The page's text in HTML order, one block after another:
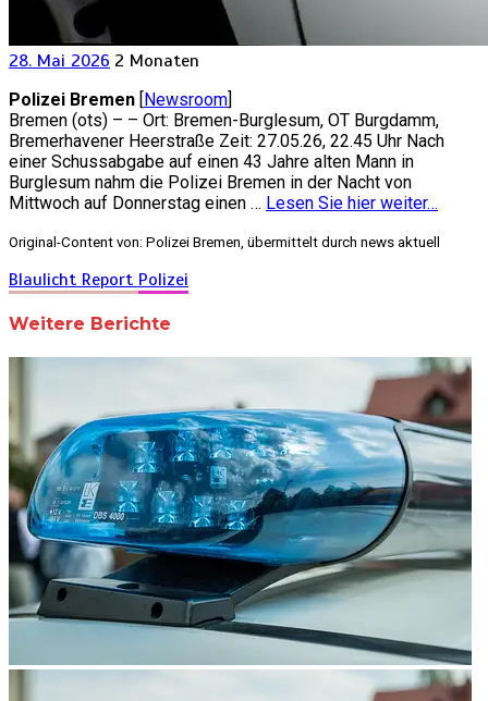
28. Mai 2026 2 Monaten
Polizei Bremen [Newsroom]
Bremen (ots) – – Ort: Bremen-Burglesum, OT Burgdamm,
Bremerhavener Heerstraße Zeit: 27.05.26, 22.45 Uhr Nach
einer Schussabgabe auf einen 43 Jahre alten Mann in
Burglesum nahm die Polizei Bremen in der Nacht von
Mittwoch auf Donnerstag einen … Lesen Sie hier weiter…
Original-Content von: Polizei Bremen, übermittelt durch news aktuell
Blaulicht Report Polizei
Weitere Berichte